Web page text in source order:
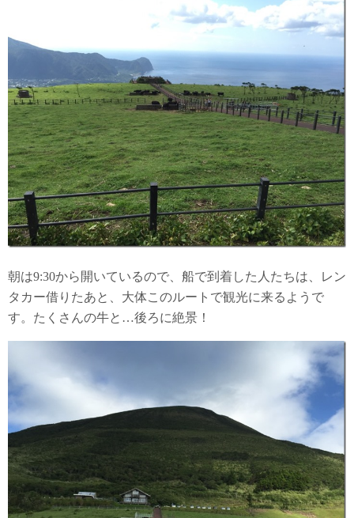
朝は9:30から開いているので、船で到着した人たちは、レン
タカー借りたあと、大体このルートで観光に来るようで
す。たくさんの牛と…後ろに絶景！